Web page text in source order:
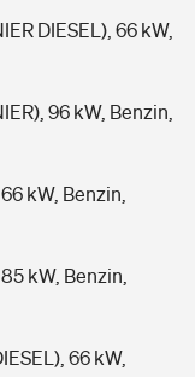
DIESEL), 66 kW,
96 kW, Benzin,
kW, Benzin,
kW, Benzin,
66 kW,